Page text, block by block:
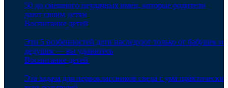
50 до смешного неудачных имен, которые родители
дают своим детям
Воспитание детей
Эти 5 особенностей дети наследуют только от бабушек и
дедушек — вы удивитесь
Воспитание детей
Эта задача для первоклассников свела с ума практически